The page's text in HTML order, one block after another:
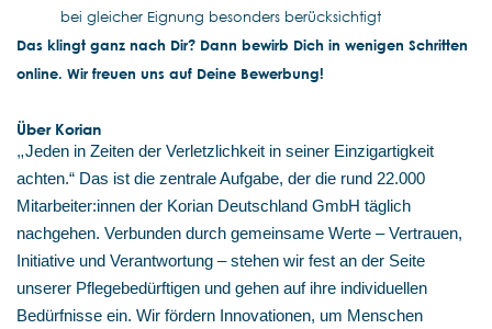
bei gleicher Eignung besonders berücksichtigt
Das klingt ganz nach Dir? Dann bewirb Dich in wenigen Schritten
online. Wir freuen uns auf Deine Bewerbung!
Über Korian
„Jeden in Zeiten der Verletzlichkeit in seiner Einzigartigkeit
achten.“ Das ist die zentrale Aufgabe, der die rund 22.000
Mitarbeiter:innen der Korian Deutschland GmbH täglich
nachgehen. Verbunden durch gemeinsame Werte – Vertrauen,
Initiative und Verantwortung – stehen wir fest an der Seite
unserer Pflegebedürftigen und gehen auf ihre individuellen
Bedürfnisse ein. Wir fördern Innovationen, um Menschen